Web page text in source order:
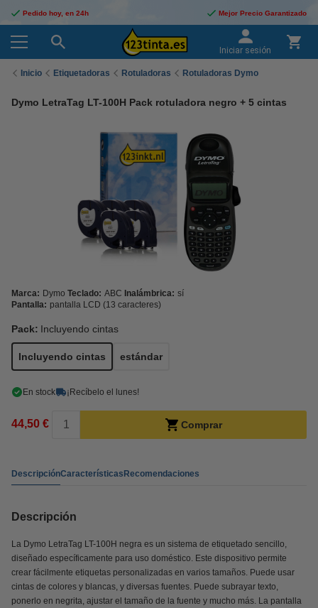
Pedido hoy, en 24h Mejor Precio Garantizado
Iniciar sesión
Inicio Etiquetadoras Rotuladoras Rotuladoras Dymo
Dymo LetraTag LT-100H Pack rotuladora negro + 5 cintas
Marca: Dymo Teclado: ABC Inalámbrica: sí
Pantalla: pantalla LCD (13 caracteres)
Pack: Incluyendo cintas
Incluyendo cintas estándar
En stock ¡Recíbelo el lunes!
44,50 € Comprar
DescripciónCaracterísticasRecomendaciones
Descripción
La Dymo LetraTag LT-100H negra es un sistema de etiquetado sencillo,
diseñado específicamente para uso doméstico. Este dispositivo permite
crear fácilmente etiquetas personalizadas en varios tamaños. Puede usar
cintas de colores y blancas, y diversas fuentes. Puede subrayar texto,
ponerlo en negrita, ajustar el tamaño de la fuente y mucho más. La pantalla